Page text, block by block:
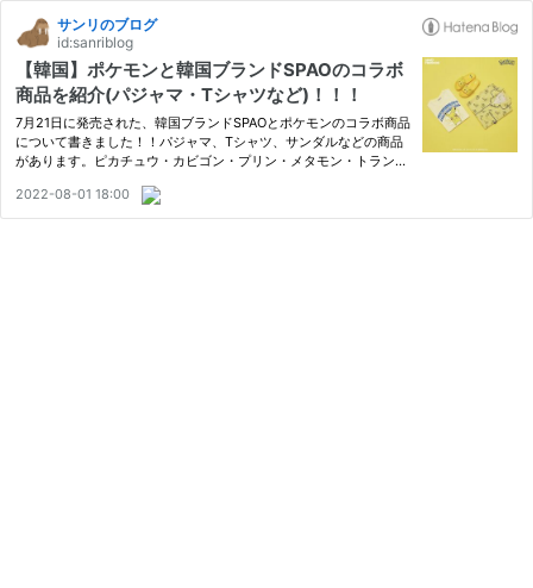
サンリのブログ
id:sanriblog
【韓国】ポケモンと韓国ブランドSPAOのコラボ
商品を紹介(パジャマ・Tシャツなど)！！！
7月21日に発売された、韓国ブランドSPAOとポケモンのコラボ商品
について書きました！！パジャマ、Tシャツ、サンダルなどの商品
があります。ピカチュウ・カビゴン・プリン・メタモン・トランセ
ど・・・どの商品も可愛すぎました！！！全部初代ポケモンとの
コ…
2022-08-01 18:00